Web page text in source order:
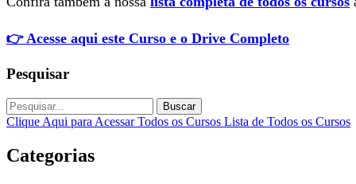
👉 Acesse aqui este Curso e o Drive Completo
Pesquisar
Buscar
Clique Aqui para Acessar Todos os Cursos Lista de Todos os Cursos
Categorias